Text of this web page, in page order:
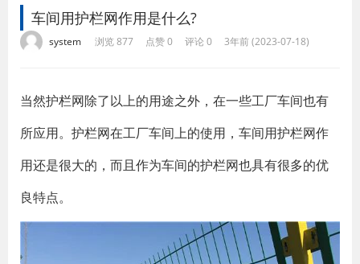
车间用护栏网作用是什么?
system 浏览 877 点赞 0 评论 0 3年前 (2023-07-18)
当然护栏网除了以上的用途之外，在一些工厂车间也有
所应用。护栏网在工厂车间上的使用，车间用护栏网作
用还是很大的，而且作为车间的护栏网也具有很多的优
良特点。